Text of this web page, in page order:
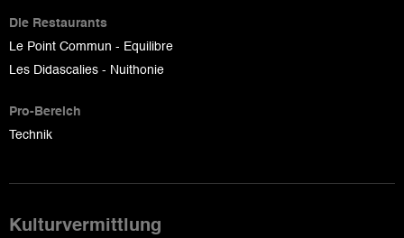
Die Restaurants
Le Point Commun - Equilibre
Les Didascalies - Nuithonie
Pro-Bereich
Technik
Kulturvermittlung